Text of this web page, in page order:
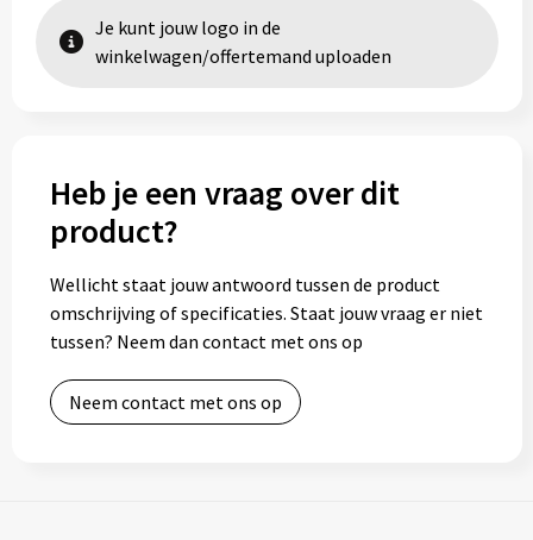
Je kunt jouw logo in de
winkelwagen/offertemand uploaden
Heb je een vraag over dit
product?
Wellicht staat jouw antwoord tussen de product
omschrijving of specificaties. Staat jouw vraag er niet
tussen? Neem dan contact met ons op
Neem contact met ons op